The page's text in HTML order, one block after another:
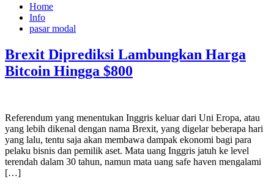
Home
Info
pasar modal
Brexit Diprediksi Lambungkan Harga
Bitcoin Hingga $800
Referendum yang menentukan Inggris keluar dari Uni Eropa, atau
yang lebih dikenal dengan nama Brexit, yang digelar beberapa hari
yang lalu, tentu saja akan membawa dampak ekonomi bagi para
pelaku bisnis dan pemilik aset. Mata uang Inggris jatuh ke level
terendah dalam 30 tahun, namun mata uang safe haven mengalami
[…]